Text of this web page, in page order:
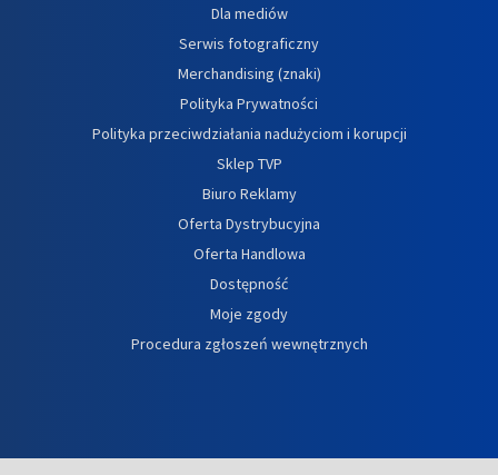
Dla mediów
Serwis fotograficzny
Merchandising (znaki)
Polityka Prywatności
Polityka przeciwdziałania nadużyciom i korupcji
Sklep TVP
Biuro Reklamy
Oferta Dystrybucyjna
Oferta Handlowa
Dostępność
Moje zgody
Procedura zgłoszeń wewnętrznych